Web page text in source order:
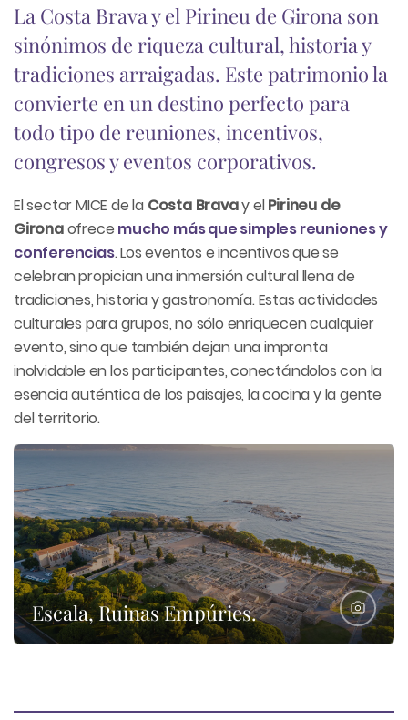
La Costa Brava y el Pirineu de Girona son
sinónimos de riqueza cultural, historia y
tradiciones arraigadas. Este patrimonio la
convierte en un destino perfecto para
todo tipo de reuniones, incentivos,
congresos y eventos corporativos.
El sector MICE de la Costa Bravay elPirineu de
Gironaofrece mucho más que simples reuniones y
conferencias. Los eventos e incentivos que se
celebran propician una inmersión cultural llena de
tradiciones, historia y gastronomía. Estas actividades
culturales para grupos, no sólo enriquecen cualquier
evento, sino que también dejan una impronta
inolvidable en los participantes, conectándolos con la
esencia auténtica de los paisajes, la cocina y la gente
del territorio.
Escala, Ruinas Empúries.